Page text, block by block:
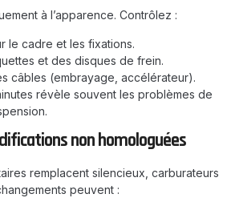
à l’apparence. Contrôlez :
le cadre et les fixations.
et des disques de frein.
câbles (embrayage, accélérateur).
révèle souvent les problèmes de
non homologuées
remplacent silencieux, carburateurs
peuvent :